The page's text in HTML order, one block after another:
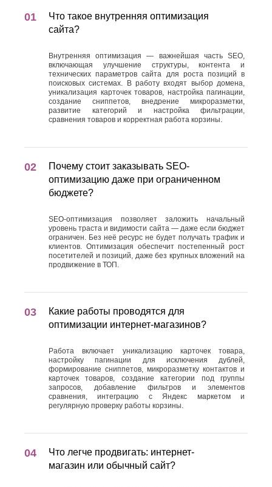
Что такое внутренняя оптимизация
сайта?
Внутренняя оптимизация — важнейшая часть SEO,
включающая улучшение структуры, контента и
технических параметров сайта для роста позиций в
поисковых системах. В работу входят выбор домена,
уникализация карточек товаров, настройка пагинации,
создание сниппетов, внедрение микроразметки,
развитие категорий и настройка фильтрации,
сравнения товаров и корректная работа корзины.
Почему стоит заказывать SEO-
оптимизацию даже при ограниченном
бюджете?
SEO-оптимизация позволяет заложить начальный
уровень траста и видимости сайта — даже если бюджет
ограничен. Без неё ресурс не будет получать трафик и
клиентов. Оптимизация обеспечит постепенный рост
посетителей и позиций, даже без крупных вложений на
продвижение в ТОП.
Какие работы проводятся для
оптимизации интернет-магазинов?
Работа включает уникализацию карточек товара,
настройку пагинации для исключения дублей,
формирование сниппетов, микроразметку контактов и
карточек товаров, создание категории под группы
запросов, добавление фильтров и элементов
сравнения, интеграцию с Яндекс маркетом и
регулярную проверку работы корзины.
Что легче продвигать: интернет-
магазин или обычный сайт?